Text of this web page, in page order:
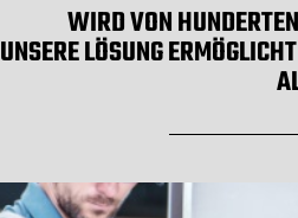
WIRD VON
UNSERE LÖSUNG